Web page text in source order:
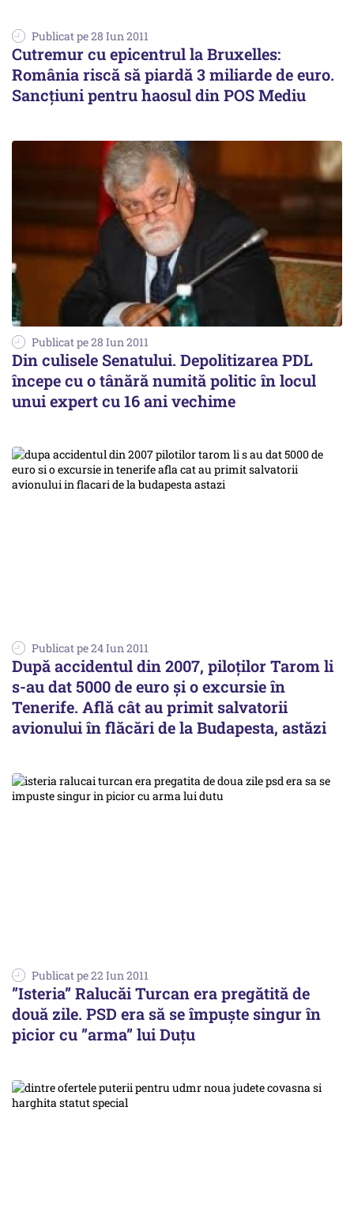
Publicat pe 28 Iun 2011
Cutremur cu epicentrul la Bruxelles:
România riscă să piardă 3 miliarde de euro.
Sancțiuni pentru haosul din POS Mediu
Publicat pe 28 Iun 2011
Din culisele Senatului. Depolitizarea PDL
începe cu o tânără numită politic în locul
unui expert cu 16 ani vechime
Publicat pe 24 Iun 2011
După accidentul din 2007, piloților Tarom li
s-au dat 5000 de euro și o excursie în
Tenerife. Află cât au primit salvatorii
avionului în flăcări de la Budapesta, astăzi
Publicat pe 22 Iun 2011
”Isteria” Ralucăi Turcan era pregătită de
două zile. PSD era să se împuște singur în
picior cu ”arma” lui Duțu